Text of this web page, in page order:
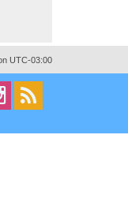
UTC-03:00